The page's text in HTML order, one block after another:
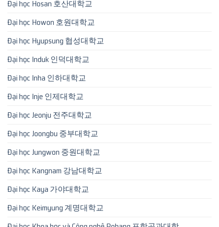
Đại học Hosan 호산대학교
Đại học Howon 호원대학교
Đại học Hyupsung 협성대학교
Đại học Induk 인덕대학교
Đại học Inha 인하대학교
Đại học Inje 인제대학교
Đại học Jeonju 전주대학교
Đại học Joongbu 중부대학교
Đại học Jungwon 중원대학교
Đại học Kangnam 강남대학교
Đại học Kaya 가야대학교
Đại học Keimyung 계명대학교